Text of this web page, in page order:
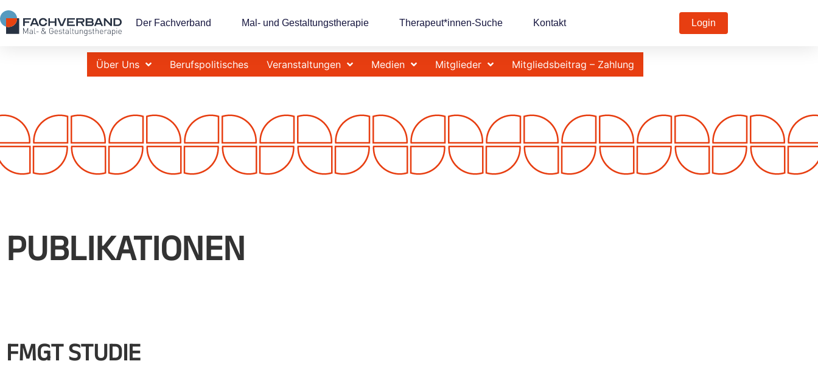
Der Fachverband Mal- und Gestaltungstherapie Therapeut*innen-Suche Kontakt Login
Über Uns Berufspolitisches Veranstaltungen Medien Mitglieder Mitgliedsbeitrag – Zahlung
PUBLIKATIONEN
FMGT STUDIE